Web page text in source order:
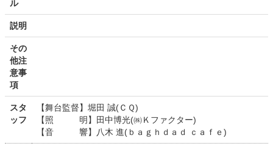
ル
説明
その
他注
意事
項
スタ
ッフ
【舞台監督】堀田 誠(ＣＱ)
【照 明】田中博光(㈱Ｋファクター)
【音 響】八木 進(ｂａｇｈｄａｄ ｃａｆｅ)